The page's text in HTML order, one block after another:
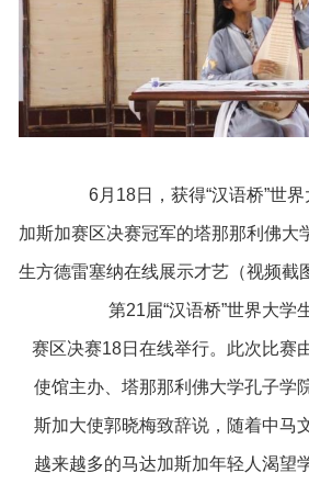
6月18日，获得“汉语桥”世界
加斯加赛区决赛冠军的塔那那利佛大
生方德雷塞纳在线展示才艺（视频截
第21届“汉语桥”世界大学
赛区决赛18日在线举行。此次比赛
使馆主办、塔那那利佛大学孔子学
斯加大使郭晓梅致辞说，随着中马
越来越多的马达加斯加年轻人渴望